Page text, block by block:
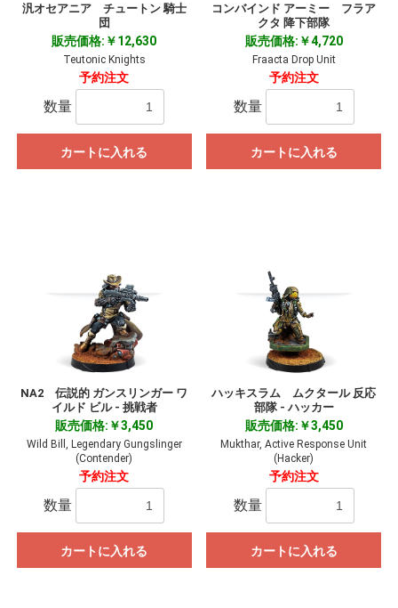
汎オセアニア チュートン 騎士
団
販売価格:￥12,630
Teutonic Knights
予約注文
数量
カートに入れる
コンバインド アーミー フラア
クタ 降下部隊
販売価格:￥4,720
Fraacta Drop Unit
予約注文
数量
カートに入れる
NA2 伝説的 ガンスリンガー ワ
イルド ビル - 挑戦者
販売価格:￥3,450
Wild Bill, Legendary Gungslinger
(Contender)
予約注文
数量
カートに入れる
ハッキスラム ムクタール 反応
部隊 - ハッカー
販売価格:￥3,450
Mukthar, Active Response Unit
(Hacker)
予約注文
数量
カートに入れる